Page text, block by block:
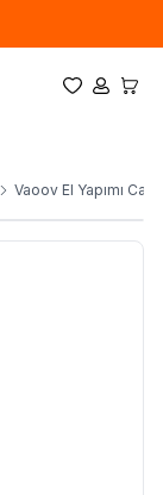
Favorilerim
Hesabım
Vaoov El Yapımı